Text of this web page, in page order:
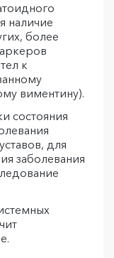
наличие
более
к
виментину).
состояния
для
заболевания